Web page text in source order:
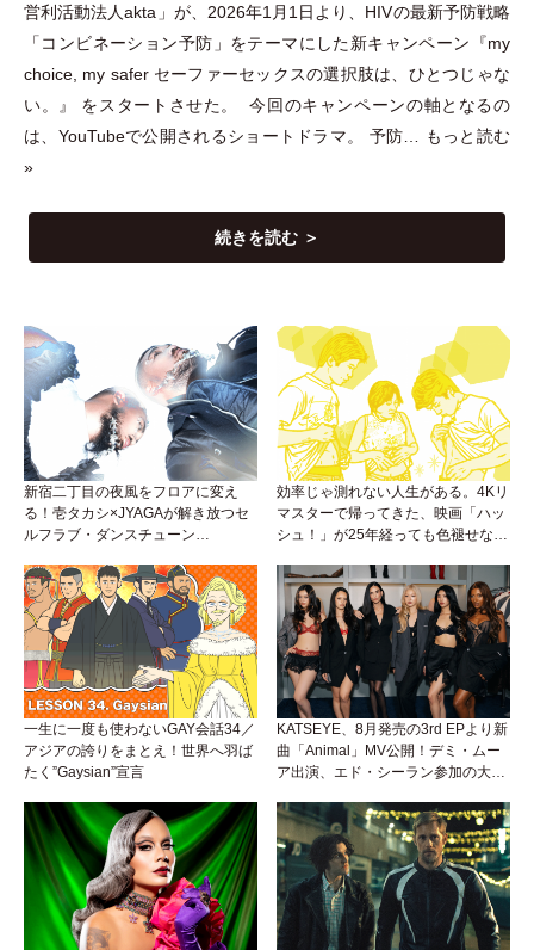
営利活動法人akta 」 が、2026年1月1日より、HIVの最新予防戦略
「 コンビネーション予防 」 をテーマにした新キャンペーン『my
choice, my safer セーファーセックスの選択肢は、ひとつじゃな
い。』 をスタートさせた。 今回のキャンペーンの軸となるの
は、YouTubeで公開されるショートドラマ。 予防…
もっと読む
»
続きを読む ＞
新宿二丁目の夜風をフロアに変え
る！壱タカシ×JYAGAが解き放つセ
ルフラブ・ダンスチューン
効率じゃ測れない人生がある。4Kリ
マスターで帰ってきた、映画「ハッ
シュ！」が25年経っても色褪せない
一生に一度も使わないGAY会話34／
アジアの誇りをまとえ！世界へ羽ば
たく”Gaysian”宣言
KATSEYE、8月発売の3rd EPより新
曲「Animal」MV公開！デミ・ムー
ア出演、エド・シーラン参加の大胆